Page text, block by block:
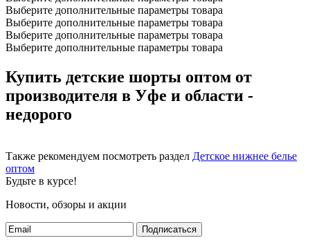
Выберите дополнительные параметры товара
Выберите дополнительные параметры товара
Выберите дополнительные параметры товара
Выберите дополнительные параметры товара
Купить детские шорты оптом от
производителя в Уфе и области -
недорого
Также рекомендуем посмотреть раздел Детское нижнее белье
оптом
Будьте в курсе!
Новости, обзоры и акции
Подписаться